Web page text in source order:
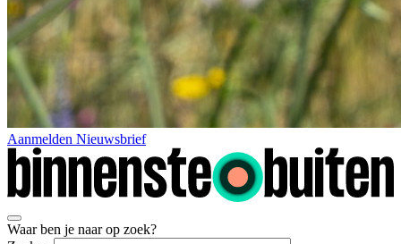
Aanmelden Nieuwsbrief
Waar ben je naar op zoek?